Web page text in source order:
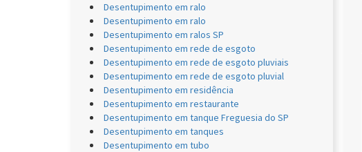
Desentupimento em ralo
Desentupimento em ralo
Desentupimento em ralos SP
Desentupimento em rede de esgoto
Desentupimento em rede de esgoto pluviais
Desentupimento em rede de esgoto pluvial
Desentupimento em residência
Desentupimento em restaurante
Desentupimento em tanque Freguesia do SP
Desentupimento em tanques
Desentupimento em tubo